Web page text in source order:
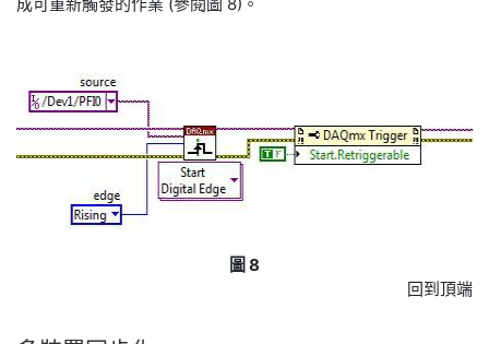
圖 8
回到頂端